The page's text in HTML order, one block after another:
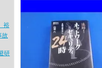
裕
故
研